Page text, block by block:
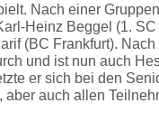
Nach einer
Heinz Beggel (1.
(BC Frankfurt).
und ist nun auch
er sich bei den
auch allen